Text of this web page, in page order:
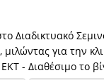
Διαδικτυακό
για την
- Διαθέσιμο το